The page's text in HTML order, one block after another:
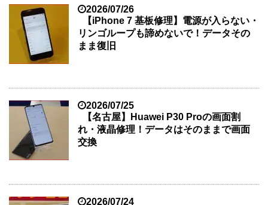
2026/07/26
【iPhone 7 基板修理】電源が入らない・
リンゴループも諦めないで！データその
まま復旧
2026/07/25
【名古屋】Huawei P30 Proの画面割
れ・液晶修理！データはそのままで画面
交換
2026/07/24